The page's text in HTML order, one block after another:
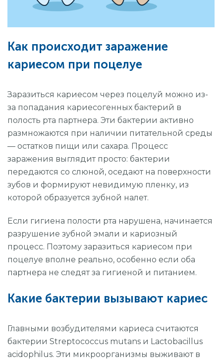
Как происходит заражение
кариесом при поцелуе
Заразиться кариесом через поцелуй можно из-
за попадания кариесогенных бактерий в
полость рта партнера. Эти бактерии активно
размножаются при наличии питательной среды
— остатков пищи или сахара. Процесс
заражения выглядит просто: бактерии
передаются со слюной, оседают на поверхности
зубов и формируют невидимую пленку, из
которой образуется зубной налет.
Если гигиена полости рта нарушена, начинается
разрушение зубной эмали и кариозный
процесс. Поэтому заразиться кариесом при
поцелуе вполне реально, особенно если оба
партнера не следят за гигиеной и питанием.
Какие бактерии вызывают кариес
Главными возбудителями кариеса считаются
бактерии Streptococcus mutans и Lactobacillus
acidophilus. Эти микроорганизмы выживают в